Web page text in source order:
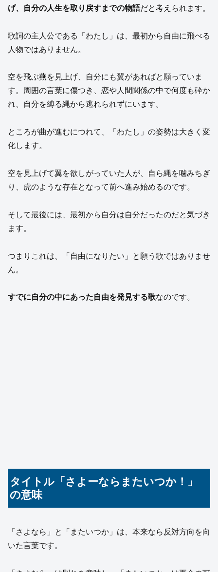
げ、自分の人生を取り戻すまでの物語だと考えられます。
歌詞の主人公である「わたし」は、最初から自由に飛べる
人物ではありません。
空を飛ぶ燕を見上げ、自分にも翼があればと願っていま
す。周囲の言葉に傷つき、恋や人間関係の中で何度も砕か
れ、自分を縛る縄から逃れられずにいます。
ところが曲が進むにつれて、「わたし」の姿勢は大きく変
化します。
空を見上げて翼を欲しがっていた人が、自ら縄を噛みちぎ
り、虎のような存在となって前へ進み始めるのです。
そして最後には、最初から自分は自分だったのだと気づき
ます。
つまりこれは、「自由になりたい」と願う歌ではありませ
ん。
すでに自分の中にあった自由を発見する歌なのです。
タイトル「さよーならまたいつか！」
の意味
「さよなら」と「またいつか」は、本来なら反対方向を向
いた言葉です。